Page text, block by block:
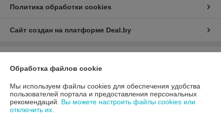
Политика обработки cookies
Сайт создан на платформе Deal.by
220037, г. Минск, ул. Аннаева 84/7,комната 1-6
Регистрационный номер ЕГР: 193597061
Обработка файлов cookie
Мы используем файлы cookies для обеспечения удобства
пользователей портала и предоставления персональных
рекомендаций. Вы можете настроить файлы cookies или
отключить их.